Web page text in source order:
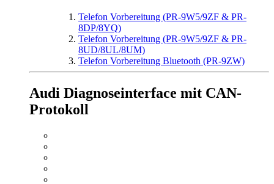
Telefon Vorbereitung (PR-9W5/9ZF & PR-
8DP/8YQ)
Telefon Vorbereitung (PR-9W5/9ZF & PR-
8UD/8UL/8UM)
Telefon Vorbereitung Bluetooth (PR-9ZW)
Audi Diagnoseinterface mit CAN-
Protokoll